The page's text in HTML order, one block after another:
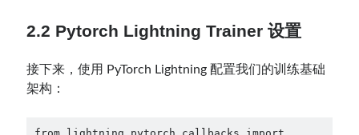
2.2 Pytorch Lightning Trainer 设置
接下来，使用 PyTorch Lightning 配置我们的训练基础
架构：